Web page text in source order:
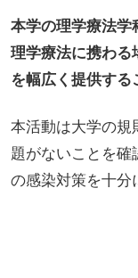
本学の理学療法学
理学療法に携わる
を幅広く提供する
本活動は大学の規
題がないことを確
の感染対策を十分